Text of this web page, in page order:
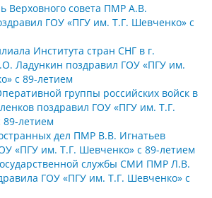
Верховного совета ПМР А.В.
ГОУ «ПГУ им. Т.Г. Шевченко» с
Института стран СНГ в г.
Ладункин поздравил ГОУ «ПГУ им.
с 89-летием
группы российских войск в
поздравил ГОУ «ПГУ им. Т.Г.
летием
дел ПМР В.В. Игнатьев
«ПГУ им. Т.Г. Шевченко» с 89-летием
службы СМИ ПМР Л.В.
ГОУ «ПГУ им. Т.Г. Шевченко» с